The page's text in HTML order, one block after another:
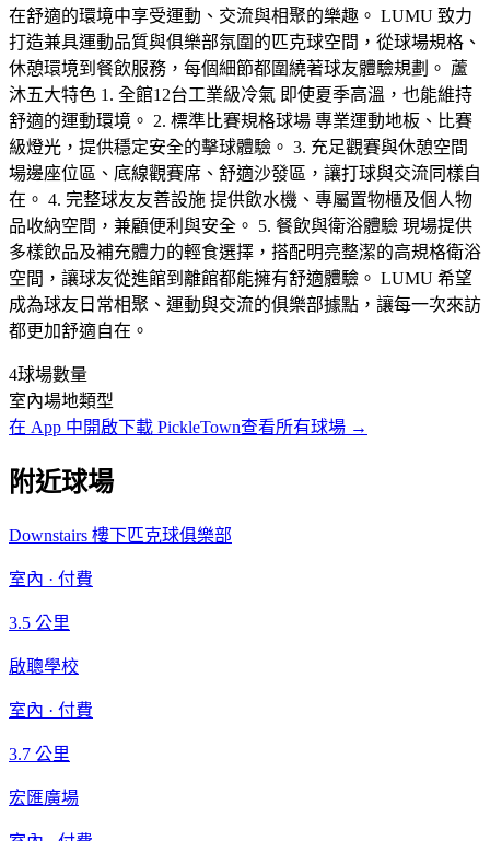
在舒適的環境中享受運動、交流與相聚的樂趣。 LUMU 致力
打造兼具運動品質與俱樂部氛圍的匹克球空間，從球場規格、
休憩環境到餐飲服務，每個細節都圍繞著球友體驗規劃。 蘆
沐五大特色 1. 全館12台工業級冷氣 即使夏季高溫，也能維持
舒適的運動環境。 2. 標準比賽規格球場 專業運動地板、比賽
級燈光，提供穩定安全的擊球體驗。 3. 充足觀賽與休憩空間
場邊座位區、底線觀賽席、舒適沙發區，讓打球與交流同樣自
在。 4. 完整球友友善設施 提供飲水機、專屬置物櫃及個人物
品收納空間，兼顧便利與安全。 5. 餐飲與衛浴體驗 現場提供
多樣飲品及補充體力的輕食選擇，搭配明亮整潔的高規格衛浴
空間，讓球友從進館到離館都能擁有舒適體驗。 LUMU 希望
成為球友日常相聚、運動與交流的俱樂部據點，讓每一次來訪
都更加舒適自在。
4球場數量
室內場地類型
在 App 中開啟下載 PickleTown查看所有球場 →
附近球場
Downstairs 樓下匹克球俱樂部
室內 · 付費
3.5 公里
啟聰學校
室內 · 付費
3.7 公里
宏匯廣場